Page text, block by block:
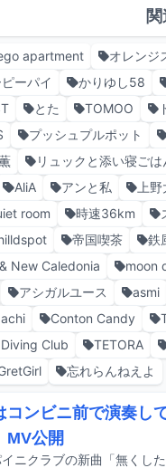
apartment オレンジ
ーパイ
かりゆし58
とた TOMOO
プッシュプルポット
リュックと添い寝ごは
AliA アンと私 上
room 時速36km
帝国喫茶 鉄
New Caledonia moon
アシガルユース asmi
Conton Candy
Club TETORA
忘れらんねえよ
コンビニ前で演奏し
MV公開